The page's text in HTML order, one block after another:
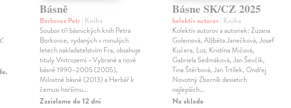
Básně
Borkovec Petr| Kniha
Soubor tří básnických knih Petra
Borkovce, vydaných v minulých
letech nakladatelstvím Fra, obsahuje
tituly Vnitrozemí –Vybrané a nové
básně 1990–2005 (2005),
Milostné básně (2013) a Herbář k
čemusi horšímu…
Zasielame do 12 dní
Básne SK/CZ 2025
kolektív autorov| Kniha
Kolektív autorov a autoriek: Zuzana
Goleinová, Alžběta Janečková, Josef
Kučera, Luz, Kristína Mičová,
Gabriela Sedmáková, Jan Ševčík,
Tina Štěrbová, Jan Trtílek, Ondřej
Novotný Zborník desiatich
najlepších…
Na sklade